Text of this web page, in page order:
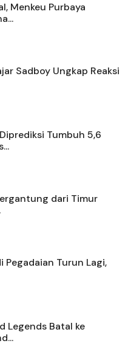
Menkeu Purbaya
Sadboy Ungkap Reaksi
Tumbuh 5,6
dari Timur
Pegadaian Turun Lagi,
Legends Batal ke